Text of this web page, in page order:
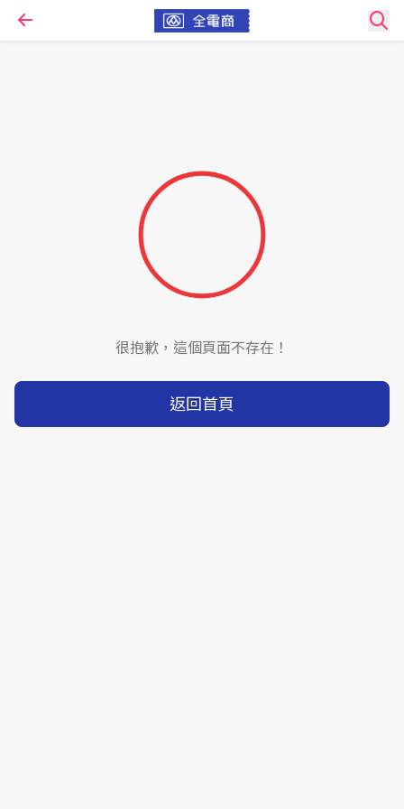
很抱歉，這個頁面不存在！
返回首頁